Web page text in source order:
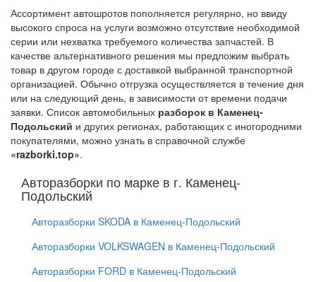
Ассортимент автошротов пополняется регулярно, но ввиду
высокого спроса на услуги возможно отсутствие необходимой
серии или нехватка требуемого количества запчастей. В
качестве альтернативного решения мы предложим выбрать
товар в другом городе с доставкой выбранной транспортной
организацией. Обычно отгрузка осуществляется в течение дня
или на следующий день, в зависимости от времени подачи
заявки. Список автомобильных разборок в Каменец-
Подольский и других регионах, работающих с иногородними
покупателями, можно узнать в справочной службе
«razborki.top».
Авторазборки по марке в г. Каменец-
Подольский
Авторазборки SKODA в Каменец-Подольский
Авторазборки VOLKSWAGEN в Каменец-Подольский
Авторазборки FORD в Каменец-Подольский